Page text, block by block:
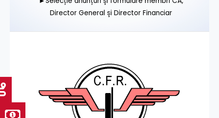
Director General și Director Financiar